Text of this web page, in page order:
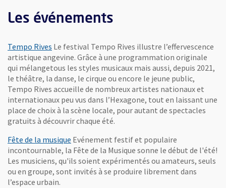
Les événements
Tempo Rives Le festival Tempo Rives illustre l’effervescence
artistique angevine. Grâce à une programmation originale
qui mélangetous les styles musicaux mais aussi, depuis 2021,
le théâtre, la danse, le cirque ou encore le jeune public,
Tempo Rives accueille de nombreux artistes nationaux et
internationaux peu vus dans l’Hexagone, tout en laissant une
place de choix à la scène locale, pour autant de spectacles
gratuits à découvrir chaque été.
Fête de la musique Evénement festif et populaire
incontournable, la Fête de la Musique sonne le début de l'été!
Les musiciens, qu'ils soient expérimentés ou amateurs, seuls
ou en groupe, sont invités à se produire librement dans
l’espace urbain.